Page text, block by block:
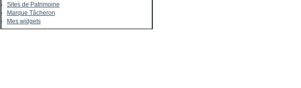
Sites de Patrimoine
Marque Tâcheron
Mes widgets